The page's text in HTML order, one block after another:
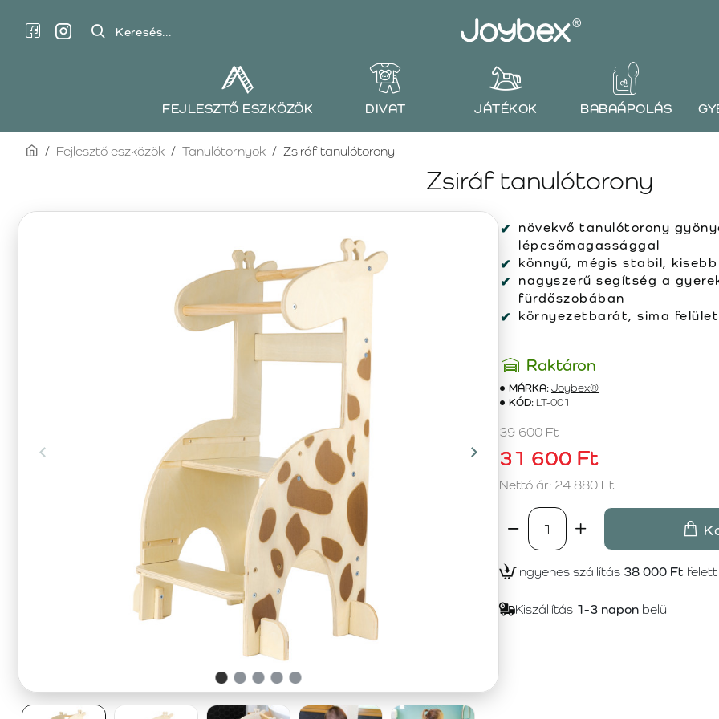
Keresés...
FEJLESZTŐ ESZKÖZÖK DIVAT JÁTÉKOK BABAÁPOLÁS
Zsiráf tanulótorony
homeFejlesztő eszközök Tanulótornyok Zsiráf tanulótorony
növekvő tanulótorony
lépcsőmagassággal
könnyű, mégis stabil,
nagyszerű segítség a
fürdőszobában
környezetbarát, sima
Raktáron
MÁRKA:Joybex®
KÓD: LT-001
31 600 Ft
39 600 Ft
Nettó ár: 24 880 Ft
Ingyenes szállítás 38 000 Ft felett
Kiszállítás 1-3 napon belül